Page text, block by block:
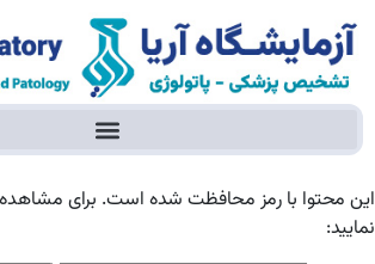
این محتوا با رمز محافظت شده است. برای مشاهده
نمایید: